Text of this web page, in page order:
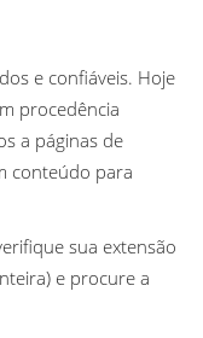
e confiáveis. Hoje
procedência
a páginas de
conteúdo para
sua extensão
e procure a